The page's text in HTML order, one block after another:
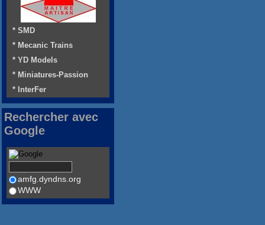
* SMD
* Mecanic Trains
* YD Models
* Miniatures-Passion
* InterFer
Rechercher avec
Google
amfg.dyndns.org
WWW